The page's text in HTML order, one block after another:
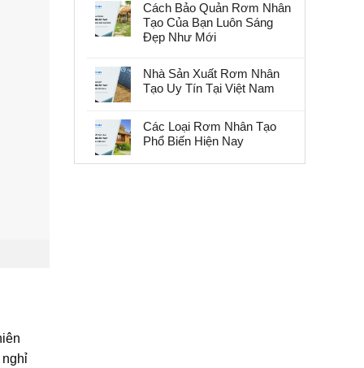
nghỉ
Cách Bảo Quản Rơm Nhân
Tạo Của Bạn Luôn Sáng
Đẹp Như Mới
Nhà Sản Xuất Rơm Nhân
Tạo Uy Tín Tại Việt Nam
Các Loại Rơm Nhân Tạo
Phổ Biến Hiện Nay